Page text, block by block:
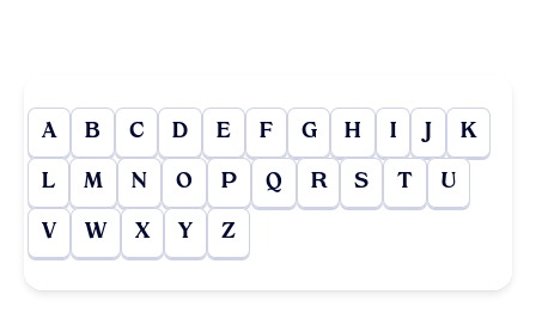
A B C D E F G H I J K
L M N O P Q R S T U
V W X Y Z